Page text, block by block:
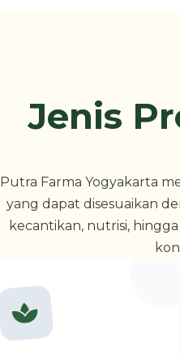
Jenis
Putra Farma Yogyakarta
yang dapat disesuaikan
kecantikan, nutrisi,